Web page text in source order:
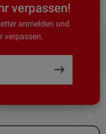
verpassen!
anmelden und
verpassen.